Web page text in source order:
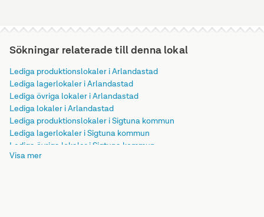
Sökningar relaterade till denna lokal
Lediga produktionslokaler i Arlandastad
Lediga lagerlokaler i Arlandastad
Lediga övriga lokaler i Arlandastad
Lediga lokaler i Arlandastad
Lediga produktionslokaler i Sigtuna kommun
Lediga lagerlokaler i Sigtuna kommun
Lediga övriga lokaler i Sigtuna kommun
Lediga lokaler i Sigtuna kommun
Visa mer